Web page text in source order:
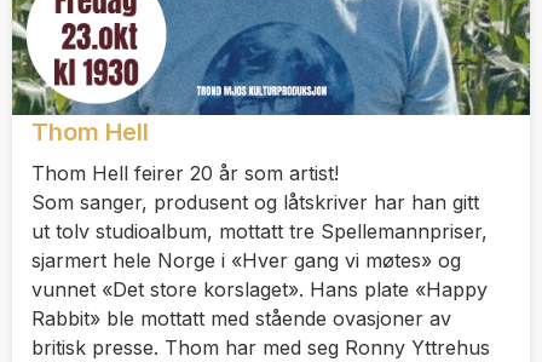
Thom Hell
Thom Hell feirer 20 år som artist!
Som sanger, produsent og låtskriver har han gitt
ut tolv studioalbum, mottatt tre Spellemannpriser,
sjarmert hele Norge i «Hver gang vi møtes» og
vunnet «Det store korslaget». Hans plate «Happy
Rabbit» ble mottatt med stående ovasjoner av
britisk presse. Thom har med seg Ronny Yttrehus